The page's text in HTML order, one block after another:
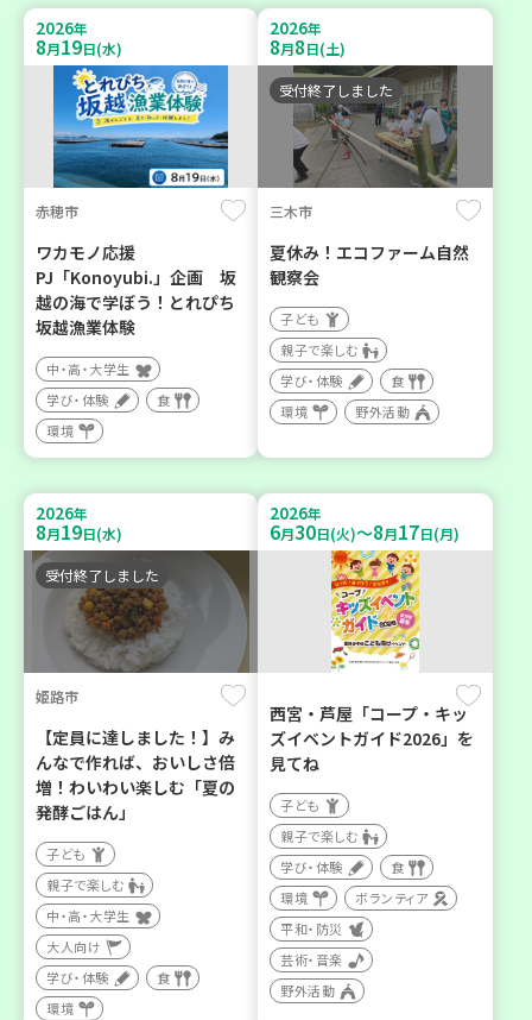
2026年
8月19日(水)
赤穂市
ワカモノ応援
PJ「Konoyubi.」企画 坂
越の海で学ぼう！とれぴち
坂越漁業体験
中・高・大学生
学び・体験
食
環境
2026年
8月8日(土)
受付終了しました
三木市
夏休み！エコファーム自然
観察会
子ども
親子で楽しむ
学び・体験
食
環境
野外活動
2026年
8月19日(水)
受付終了しました
姫路市
【定員に達しました！】み
んなで作れば、おいしさ倍
増！わいわい楽しむ「夏の
発酵ごはん」
子ども
親子で楽しむ
中・高・大学生
大人向け
学び・体験
食
環境
2026年
6月30日(火)～8月17日(月)
西宮・芦屋「コープ・キッ
ズイベントガイド2026」を
見てね
子ども
親子で楽しむ
学び・体験
食
環境
ボランティア
平和・防災
芸術・音楽
野外活動